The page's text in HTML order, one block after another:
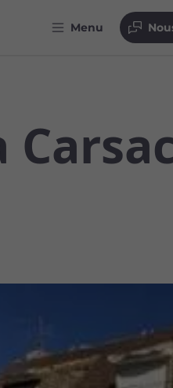
Menu